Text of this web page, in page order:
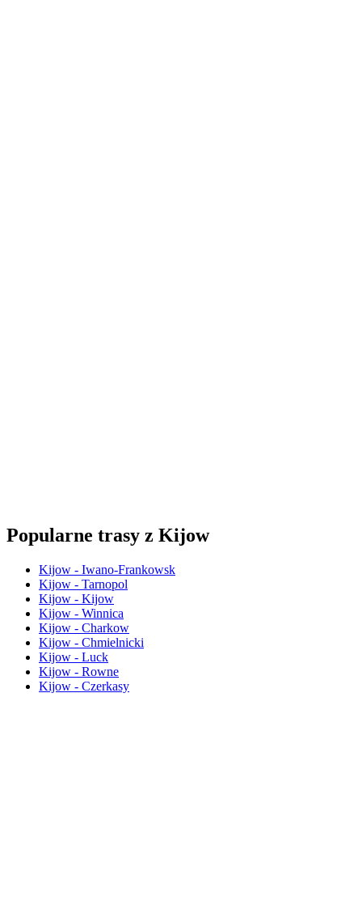
Popularne trasy z Kijow
Kijow - Iwano-Frankowsk
Kijow - Tarnopol
Kijow - Kijow
Kijow - Winnica
Kijow - Charkow
Kijow - Chmielnicki
Kijow - Luck
Kijow - Rowne
Kijow - Czerkasy